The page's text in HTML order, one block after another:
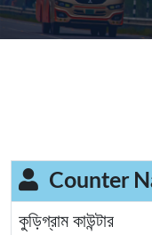
Counter
কুড়িগ্রাম কাউন্টার